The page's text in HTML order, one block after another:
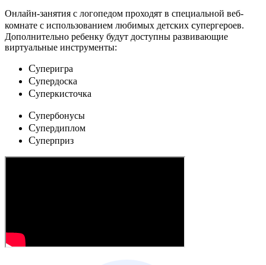
Онлайн-занятия с логопедом проходят в специальной веб-
комнате с использованием любимых детских cупергероев.
Дополнительно ребенку будут доступны развивающие
виртуальные инструменты:
Cуперигра
Cупердоска
Cуперкисточка
Cупербонусы
Cупердиплом
Cуперприз